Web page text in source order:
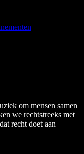
om mensen samen
we rechtstreeks met
recht doet aan